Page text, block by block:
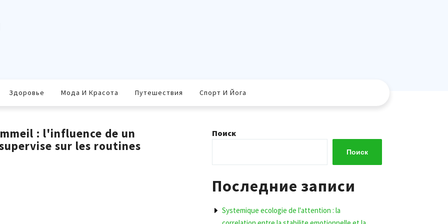
Здоровье Мода И Красота Путешествия Спорт И Йога
: l'influence de un
sur les routines
Поиск
Поиск
Последние записи
Systemique ecologie de l'attention : la